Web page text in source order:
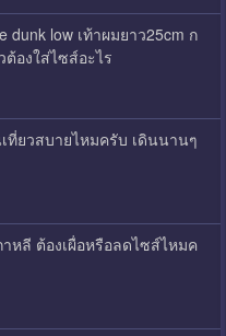
dunk low เท้าผมยาว25cm ก
องใส่ไซส์อะไร
ที่ยวสบายไหมครับ เดินนานๆ
าหลี ต้องเผื่อหรือลดไซส์ไหมค